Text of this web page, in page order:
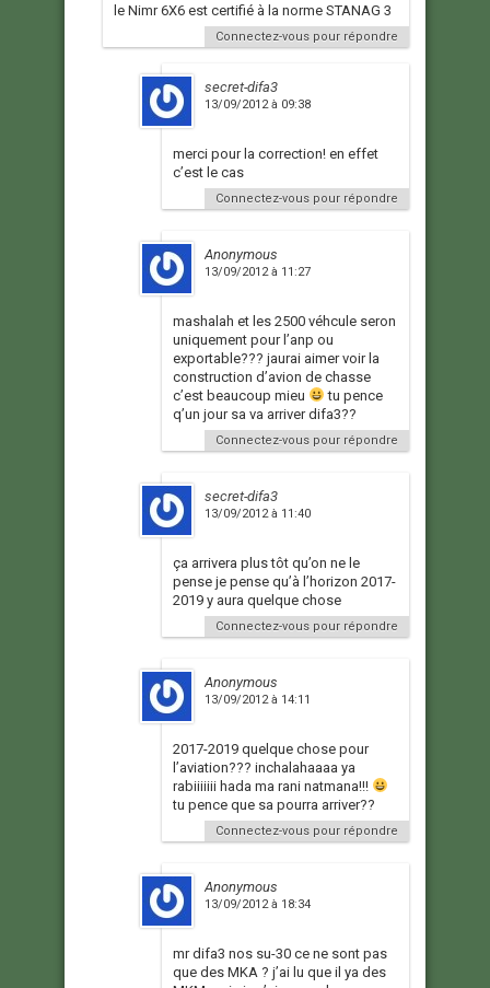
le Nimr 6X6 est certifié à la norme STANAG 3
Connectez-vous pour répondre
secret-difa3
13/09/2012 à 09:38
merci pour la correction! en effet
c’est le cas
Connectez-vous pour répondre
Anonymous
13/09/2012 à 11:27
mashalah et les 2500 véhcule seron
uniquement pour l’anp ou
exportable??? jaurai aimer voir la
construction d’avion de chasse
c’est beaucoup mieu
tu pence
q’un jour sa va arriver difa3??
Connectez-vous pour répondre
secret-difa3
13/09/2012 à 11:40
ça arrivera plus tôt qu’on ne le
pense je pense qu’à l’horizon 2017-
2019 y aura quelque chose
Connectez-vous pour répondre
Anonymous
13/09/2012 à 14:11
2017-2019 quelque chose pour
l’aviation??? inchalahaaaa ya
rabiiiiiii hada ma rani natmana!!!
tu pence que sa pourra arriver??
Connectez-vous pour répondre
Anonymous
13/09/2012 à 18:34
mr difa3 nos su-30 ce ne sont pas
que des MKA ? j’ai lu que il ya des